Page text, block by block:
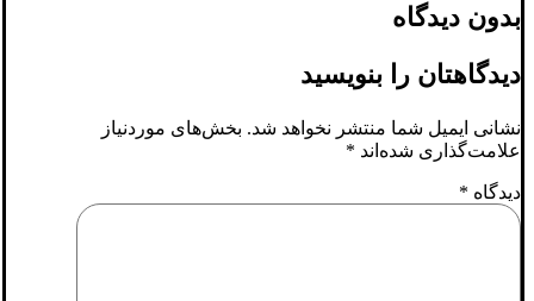
بدون دیدگاه
دیدگاهتان را بنویسید
نشانی ایمیل شما منتشر نخواهد شد. بخش‌های موردنیاز
علامت‌گذاری شده‌اند *
دیدگاه *